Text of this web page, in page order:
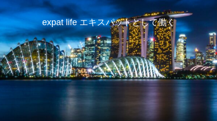
expat life エキスパットとして働く